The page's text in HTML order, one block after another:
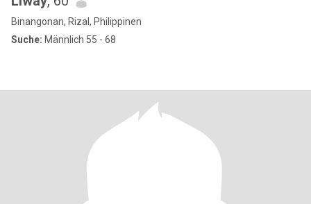
Binangonan, Rizal, Philippinen
Suche: Männlich 55 - 68